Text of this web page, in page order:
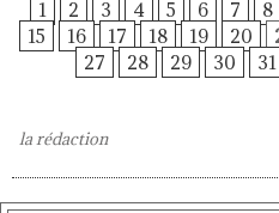
1
2 3 4 5 6 7 8
15
16 17 18 19 20
27
28 29 30 31
la rédaction